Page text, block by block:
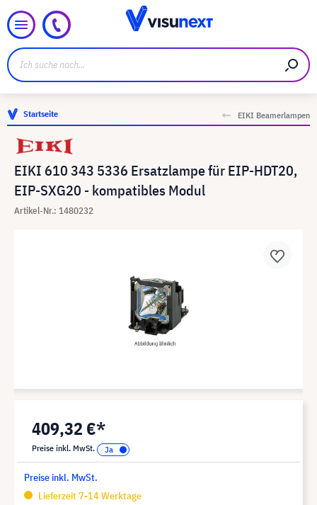
Startseite EIKI Beamerlampen
EIKI 610 343 5336 Ersatzlampe für EIP-HDT20,
EIP-SXG20 - kompatibles Modul
Artikel-Nr.: 1480232
409,32 €*
Preise inkl. MwSt.
Preise inkl. MwSt.
Lieferzeit 7-14 Werktage